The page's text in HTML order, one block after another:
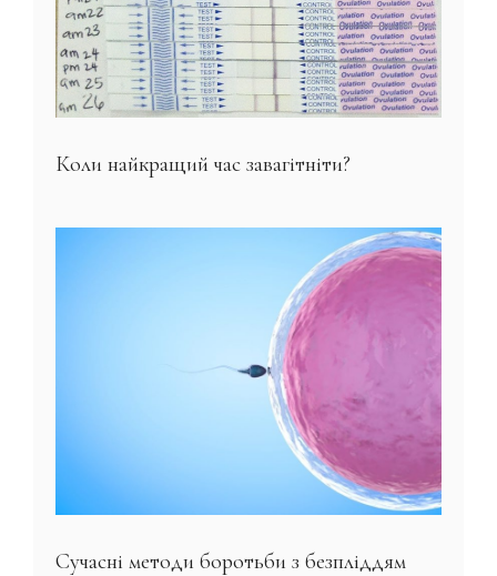
Коли найкращий час завагітніти?
Сучасні методи боротьби з безпліддям